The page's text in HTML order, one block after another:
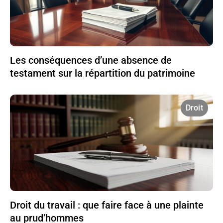
Les conséquences d’une absence de
testament sur la répartition du patrimoine
Droit
Droit du travail : que faire face à une plainte
au prud’hommes